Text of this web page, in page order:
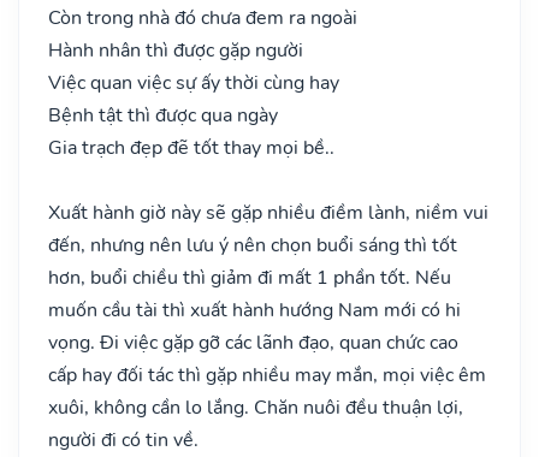
Còn trong nhà đó chưa đem ra ngoài
Hành nhân thì được gặp người
Việc quan việc sự ấy thời cùng hay
Bệnh tật thì được qua ngày
Gia trạch đẹp đẽ tốt thay mọi bề..
Xuất hành giờ này sẽ gặp nhiều điềm lành, niềm vui
đến, nhưng nên lưu ý nên chọn buổi sáng thì tốt
hơn, buổi chiều thì giảm đi mất 1 phần tốt. Nếu
muốn cầu tài thì xuất hành hướng Nam mới có hi
vọng. Đi việc gặp gỡ các lãnh đạo, quan chức cao
cấp hay đối tác thì gặp nhiều may mắn, mọi việc êm
xuôi, không cần lo lắng. Chăn nuôi đều thuận lợi,
người đi có tin về.